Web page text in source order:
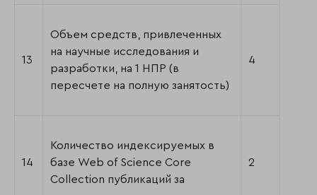
13
Объем средств, привлеченных
на научные исследования и
разработки, на 1 НПР (в
пересчете на полную занятость)
4
14
Количество индексируемых в
базе Web of Science Core
Collection публикаций за
2